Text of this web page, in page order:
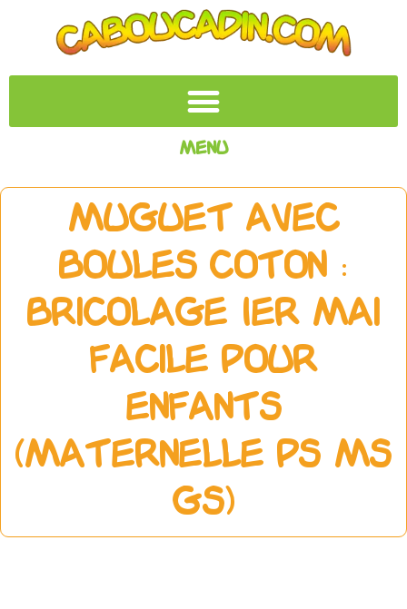
Menu
Muguet avec
boules Coton :
Bricolage 1er Mai
Facile pour
Enfants
(Maternelle PS MS
GS)